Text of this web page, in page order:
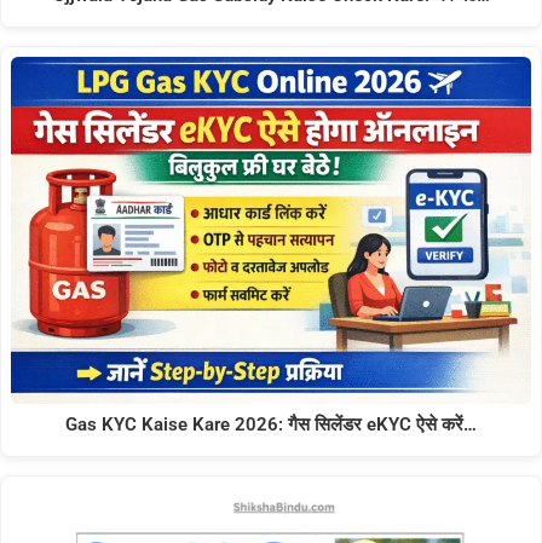
Gas KYC Kaise Kare 2026: गैस सिलेंडर eKYC ऐसे करें…